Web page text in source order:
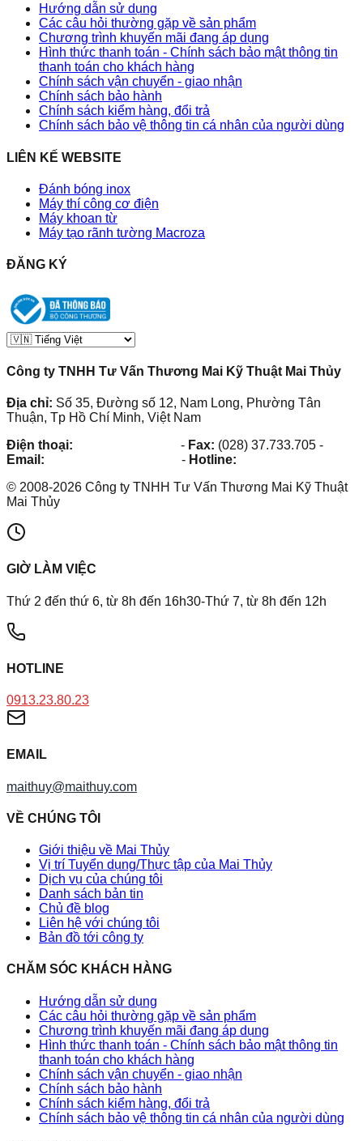
Hướng dẫn sử dụng
Các câu hỏi thường gặp về sản phẩm
Chương trình khuyến mãi đang áp dụng
Hình thức thanh toán - Chính sách bảo mật thông tin
thanh toán cho khách hàng
Chính sách vận chuyển - giao nhận
Chính sách bảo hành
Chính sách kiểm hàng, đổi trả
Chính sách bảo vệ thông tin cá nhân của người dùng
LIÊN KẾ WEBSITE
Đánh bóng inox
Máy thí công cơ điện
Máy khoan từ
Máy tạo rãnh tường Macroza
ĐĂNG KÝ
Công ty TNHH Tư Vấn Thương Mai Kỹ Thuật Mai Thủy
Địa chỉ: Số 35, Đường số 12, Nam Long, Phường Tân
Thuận, Tp Hồ Chí Minh, Việt Nam
Điện thoại:
- Fax: (028) 37.733.705 -
Email:
- Hotline:
© 2008-2026 Công ty TNHH Tư Vấn Thương Mai Kỹ Thuật
Mai Thủy
GIỜ LÀM VIỆC
Thứ 2 đến thứ 6, từ 8h đến 16h30-Thứ 7, từ 8h đến 12h
HOTLINE
0913.23.80.23
EMAIL
maithuy@maithuy.com
VỀ CHÚNG TÔI
Giới thiệu về Mai Thủy
Vị trí Tuyển dụng/Thực tập của Mai Thủy
Dịch vụ của chúng tôi
Danh sách bản tin
Chủ đề blog
Liên hệ với chúng tôi
Bản đồ tới công ty
CHĂM SÓC KHÁCH HÀNG
Hướng dẫn sử dụng
Các câu hỏi thường gặp về sản phẩm
Chương trình khuyến mãi đang áp dụng
Hình thức thanh toán - Chính sách bảo mật thông tin
thanh toán cho khách hàng
Chính sách vận chuyển - giao nhận
Chính sách bảo hành
Chính sách kiểm hàng, đổi trả
Chính sách bảo vệ thông tin cá nhân của người dùng